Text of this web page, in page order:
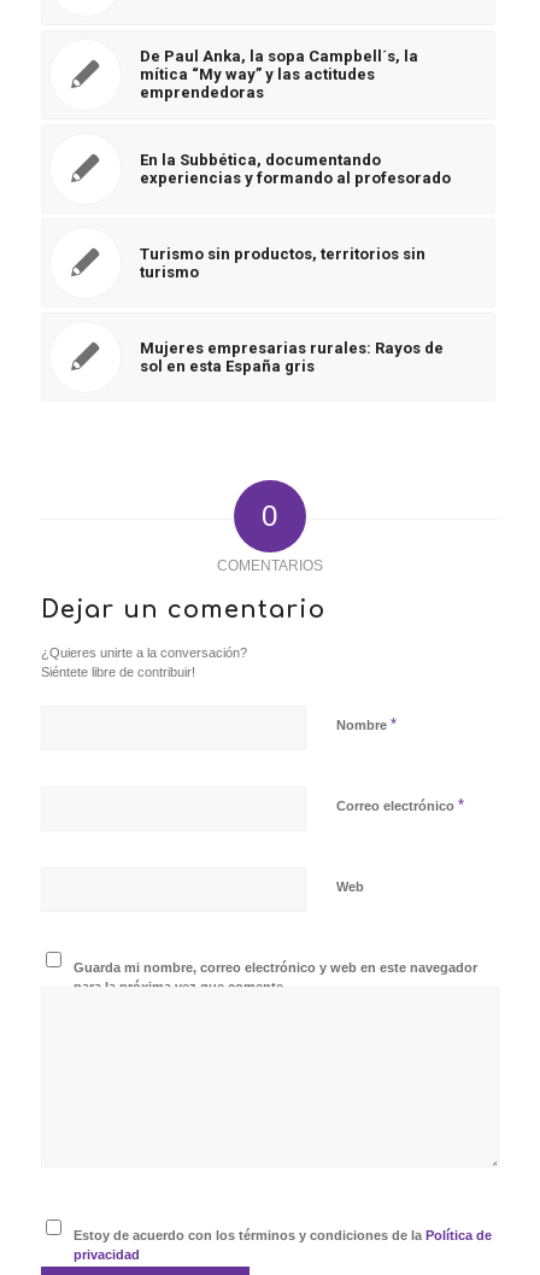
De Paul Anka, la sopa Campbell´s, la
mítica “My way” y las actitudes
emprendedoras
En la Subbética, documentando
experiencias y formando al profesorado
Turismo sin productos, territorios sin
turismo
Mujeres empresarias rurales: Rayos de
sol en esta España gris
0
COMENTARIOS
Dejar un comentario
¿Quieres unirte a la conversación?
Siéntete libre de contribuir!
Nombre *
Correo electrónico *
Web
Guarda mi nombre, correo electrónico y web en este navegador
para la próxima vez que comente.
Estoy de acuerdo con los términos y condiciones de laPolítica de
privacidad